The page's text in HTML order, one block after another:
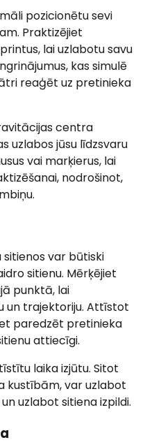
pozicionētu sevi
Praktizējiet
lai uzlabotu savu
kas simulē
reaģēt uz pretinieka
centra
uzlabos jūsu līdzsvaru
vai marķierus, lai
nodrošinot,
sitienos var būtiski
sitienu. Mērķējiet
punktā, lai
un trajektoriju. Attīstot
paredzēt pretinieka
attiecīgi.
laika izjūtu. Sitot
kustībām, var uzlabot
uzlabot sitiena izpildi.